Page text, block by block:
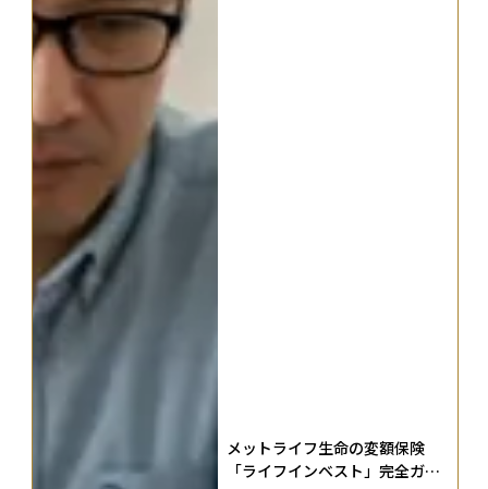
メットライフ生命の変額保険
「ライフインベスト」完全ガイ